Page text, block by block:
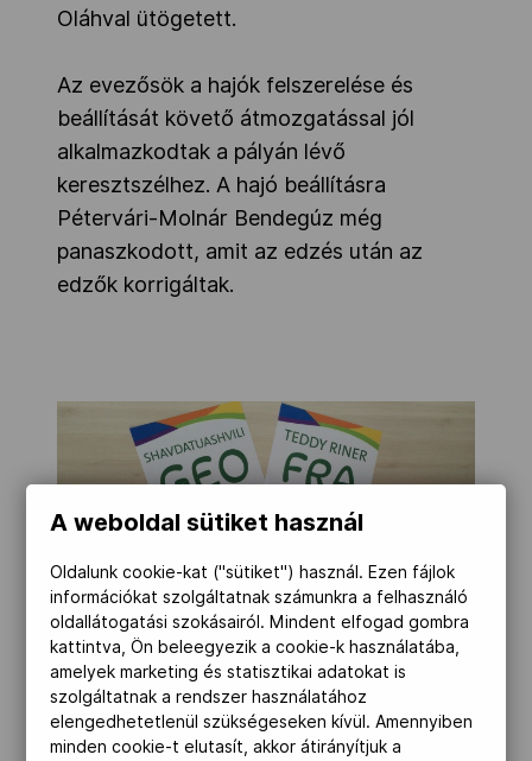
Oláhval ütögetett.
Az evezősök a hajók felszerelése és
beállítását követő átmozgatással jól
alkalmazkodtak a pályán lévő
keresztszélhez. A hajó beállításra
Pétervári-Molnár Bendegúz még
panaszkodott, amit az edzés után az
edzők korrigáltak.
A weboldal sütiket használ
Oldalunk cookie-kat ("sütiket") használ. Ezen fájlok
információkat szolgáltatnak számunkra a felhasználó
oldallátogatási szokásairól. Mindent elfogad gombra
kattintva, Ön beleegyezik a cookie-k használatába,
amelyek marketing és statisztikai adatokat is
szolgáltatnak a rendszer használatához
elengedhetetlenül szükségeseken kívül. Amennyiben
minden cookie-t elutasít, akkor átirányítjuk a